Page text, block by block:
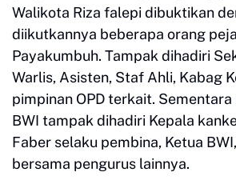
Walikota Riza falepi dibuktikan
diikutkannya beberapa orang
Payakumbuh. Tampak dihadiri
Warlis, Asisten, Staf Ahli, Kabag
pimpinan OPD terkait.
BWI tampak dihadiri Kepala
Faber selaku pembina, Ketua
bersama pengurus lainnya.